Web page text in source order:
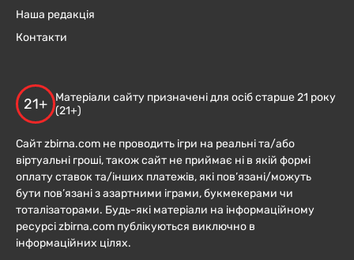
Наша редакція
Контакти
21+
Матеріали сайту призначені для осіб старше 21 року
(21+)
Сайт zbirna.com не проводить ігри на реальні та/або
віртуальні гроші, також сайт не приймає ні в якій формі
оплату ставок та/інших платежів, які пов’язані/можуть
бути пов’язані з азартними іграми, букмекерами чи
тоталізаторами. Будь-які матеріали на інформаційному
ресурсі zbirna.com публікуються виключно в
інформаційних цілях.